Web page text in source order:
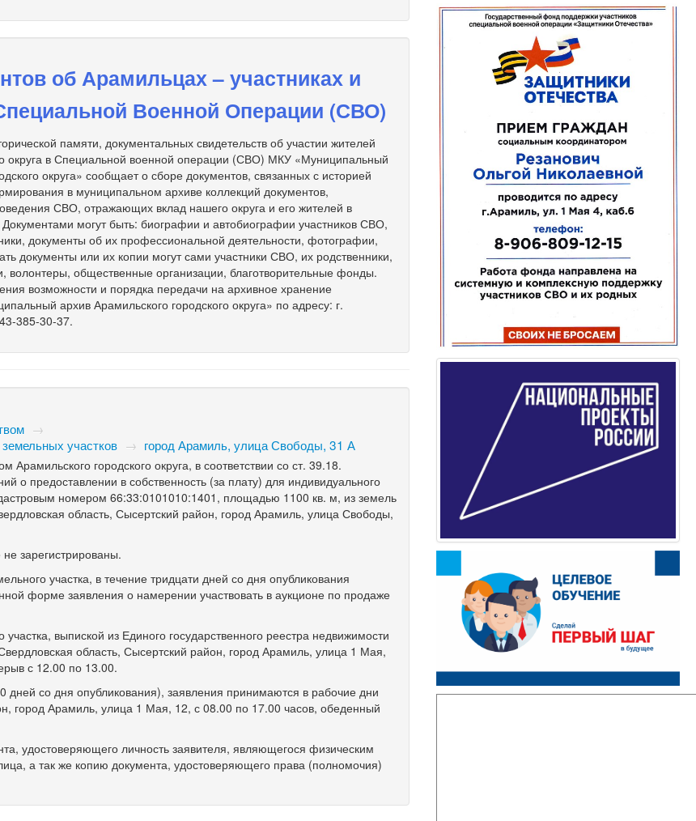
об Арамильцах – участниках и
Военной Операции (СВО)
памяти, документальных свидетельств об участии жителей
округа в Специальной военной операции (СВО) МКУ «Муниципальный
округа» сообщает о сборе документов, связанных с историей
в муниципальном архиве коллекций документов,
СВО, отражающих вклад нашего округа и его жителей в
могут быть: биографии и автобиографии участников СВО,
документы об их профессиональной деятельности, фотографии,
документы или их копии могут сами участники СВО, их родственники,
волонтеры, общественные организации, благотворительные фонды.
возможности и порядка передачи на архивное хранение
архив Арамильского городского округа» по адресу: г.
385-30-37.
→
участков → город Арамиль, улица Свободы, 31 А
городского округа, в соответствии со ст. 39.18.
о предоставлении в собственность (за плату) для индивидуального
номером 66:33:0101010:1401, площадью 1100 кв. м, из земель
область, Сысертский район, город Арамиль, улица Свободы,
зарегистрированы.
участка, в течение тридцати дней со дня опубликования
форме заявления о намерении участвовать в аукционе по продаже
выпиской из Единого государственного реестра недвижимости
область, Сысертский район, город Арамиль, улица 1 Мая,
с 12.00 по 13.00.
со дня опубликования), заявления принимаются в рабочие дни
город Арамиль, улица 1 Мая, 12, с 08.00 по 17.00 часов, обеденный
удостоверяющего личность заявителя, являющегося физическим
а так же копию документа, удостоверяющего права (полномочия)